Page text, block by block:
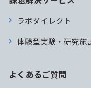
ラボダイレクト
体験型実験・研究施
よくあるご質問